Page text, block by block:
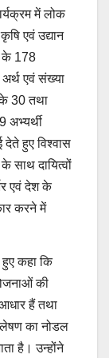
में लोक
एवं उद्यान
के 178
अर्थ एवं संख्या
के 30 तथा
अभ्यर्थी
देते हुए विश्वास
साथ दायित्वों
एवं देश के
करने में
हुए कहा कि
की
हैं तथा
का नोडल
है। उन्होंने